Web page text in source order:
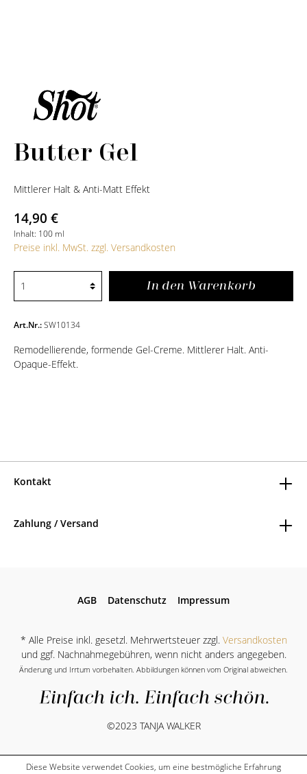
Butter Gel
Mittlerer Halt & Anti-Matt Effekt
14,90 €
Inhalt: 100 ml
Preise inkl. MwSt. zzgl. Versandkosten
In den Warenkorb
Art.Nr.:SW10134
Remodellierende, formende Gel-Creme. Mittlerer Halt. Anti-
Opaque-Effekt.
Kontakt
Zahlung / Versand
AGB Datenschutz Impressum
* Alle Preise inkl. gesetzl. Mehrwertsteuer zzgl. Versandkosten
und ggf. Nachnahmegebühren, wenn nicht anders angegeben.
Änderung und Irrtum vorbehalten. Abbildungen können vom Original abweichen.
©2023 TANJA WALKER
Diese Website verwendet Cookies, um eine bestmögliche Erfahrung